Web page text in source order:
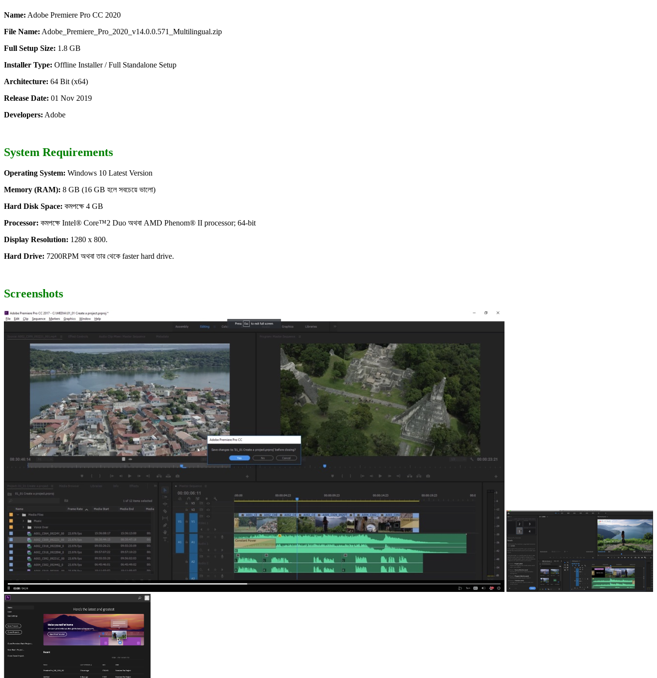
Name: Adobe Premiere Pro CC 2020
File Name: Adobe_Premiere_Pro_2020_v14.0.0.571_Multilingual.zip
Full Setup Size: 1.8 GB
Installer Type: Offline Installer / Full Standalone Setup
Architecture: 64 Bit (x64)
Release Date: 01 Nov 2019
Developers: Adobe
System Requirements
Operating System: Windows 10 Latest Version
Memory (RAM): 8 GB (16 GB হলে সবচেয়ে ভালো)
Hard Disk Space: কমপক্ষে 4 GB
Processor: কমপক্ষে Intel® Core™2 Duo অথবা AMD Phenom® II processor; 64-bit
Display Resolution: 1280 x 800.
Hard Drive: 7200RPM অথবা তার থেকে faster hard drive.
Screenshots